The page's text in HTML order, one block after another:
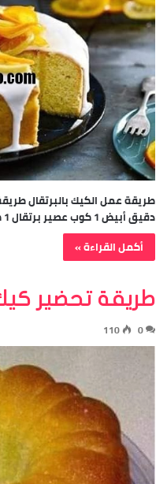
دقيق أبيض 1 كوب عصير برتقال 1 كوب سكر…
أكمل القراءة »
طريقة تحضير
0
110